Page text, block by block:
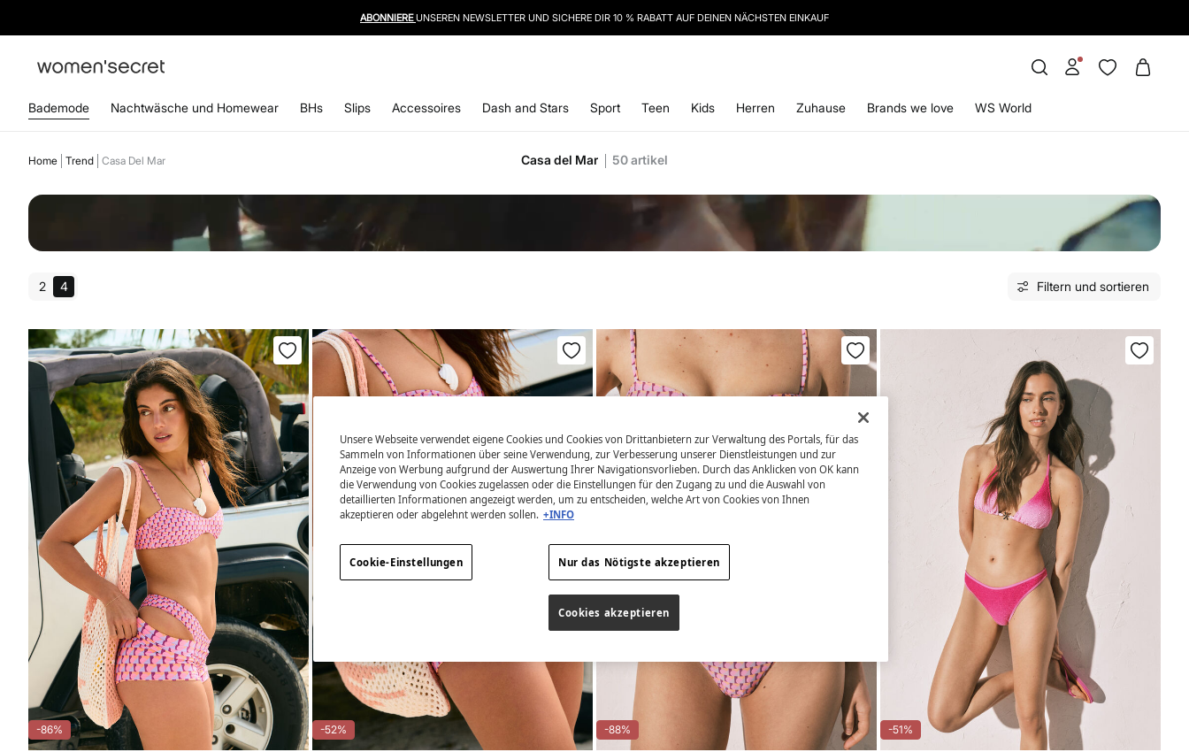
ABONNIEREUNSEREN NEWSLETTER UND SICHERE DIR 10 % RABATT AUF DEINEN NÄCHSTEN EINKAUF
Bademode Nachtwäsche und Homewear BHs Slips Accessoires Dash and Stars Sport Teen Kids Herren Zuhause Brands we love WS World
Home Trend Casa Del Mar Casa del Mar 50artikel
2 4 Filtern und sortieren
-86% -52% -88% -51%
Unsere Webseite verwendet eigene Cookies und Cookies von Drittanbietern zur Verwaltung des Portals, für das
Sammeln von Informationen über seine Verwendung, zur Verbesserung unserer Dienstleistungen und zur
Anzeige von Werbung aufgrund der Auswertung Ihrer Navigationsvorlieben. Durch das Anklicken von OK kann
die Verwendung von Cookies zugelassen oder die Einstellungen für den Zugang zu und die Auswahl von
detaillierten Informationen angezeigt werden, um zu entscheiden, welche Art von Cookies von Ihnen
akzeptieren oder abgelehnt werden sollen. +INFO
Nur das Nötigste akzeptieren
Cookies akzeptieren
Cookie-Einstellungen